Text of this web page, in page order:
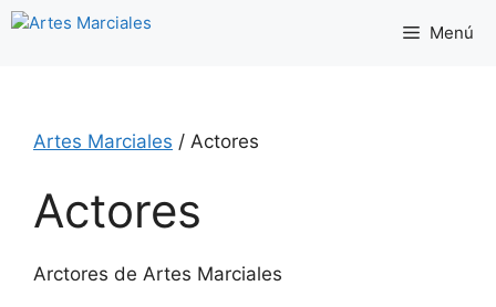
Saltar
Menú
Artes Marciales / Actores
Actores
Arctores de Artes Marciales